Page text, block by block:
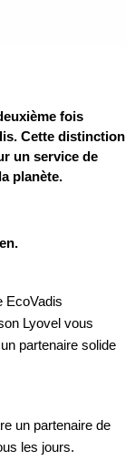
fois
Cette distinction
un service de
planète.
EcoVadis
Lyovel vous
partenaire solide
un partenaire de
les jours.